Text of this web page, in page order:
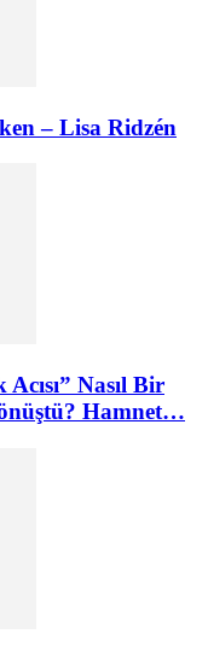
– Lisa Ridzén
Nasıl Bir
Hamnet…